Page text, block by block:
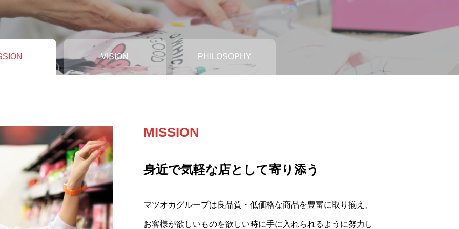
VISION PHILOSOPHY
MISSION
身近で気軽な店として寄り添う
マツオカグループは良品質・低価格な商品を豊富に取り揃え、
お客様が欲しいものを欲しい時に手に入れられるように努力し
VISION
衣食分野での新たな企業価値の創造
マツオカグループは、衣食分野で新たな企業価値を創造するこ
とを目指しています。私たちは、お客様が「欲しいものを欲し
PHILOSOPHY
店はお客様のためにあり、
マツオカグループは、お客様の笑顔を最優先に考え、そのため